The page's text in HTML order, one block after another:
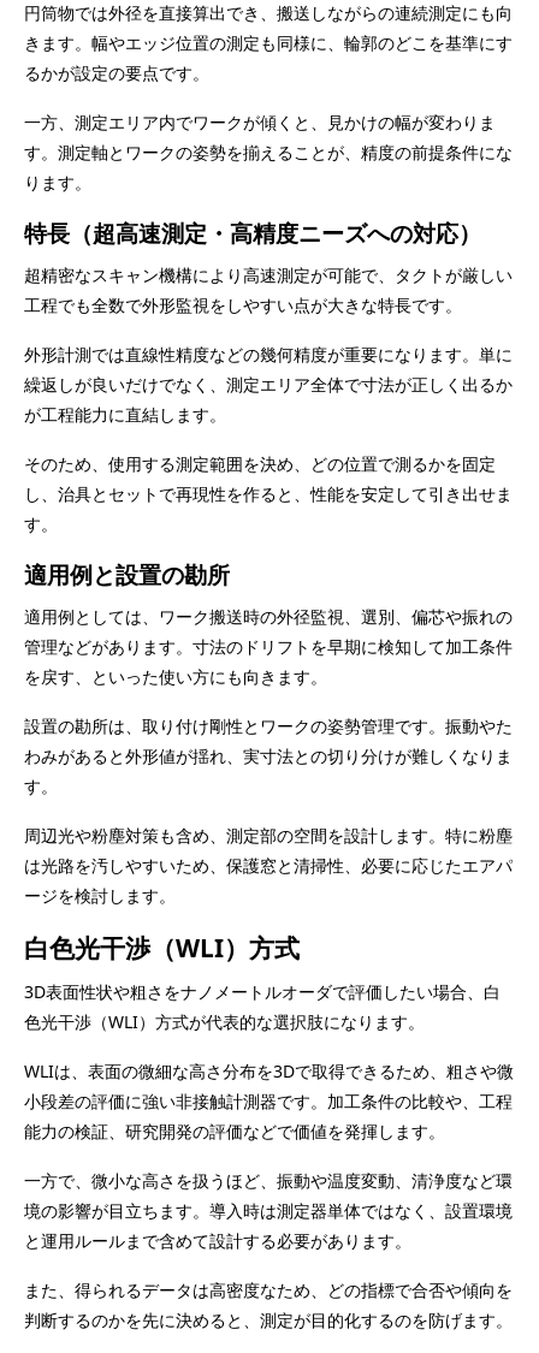
円筒物では外径を直接算出でき、搬送しながらの連続測定にも向
きます。幅やエッジ位置の測定も同様に、輪郭のどこを基準にす
るかが設定の要点です。
一方、測定エリア内でワークが傾くと、見かけの幅が変わりま
す。測定軸とワークの姿勢を揃えることが、精度の前提条件にな
ります。
特長（超高速測定・高精度ニーズへの対応）
超精密なスキャン機構により高速測定が可能で、タクトが厳しい
工程でも全数で外形監視をしやすい点が大きな特長です。
外形計測では直線性精度などの幾何精度が重要になります。単に
繰返しが良いだけでなく、測定エリア全体で寸法が正しく出るか
が工程能力に直結します。
そのため、使用する測定範囲を決め、どの位置で測るかを固定
し、治具とセットで再現性を作ると、性能を安定して引き出せま
す。
適用例と設置の勘所
適用例としては、ワーク搬送時の外径監視、選別、偏芯や振れの
管理などがあります。寸法のドリフトを早期に検知して加工条件
を戻す、といった使い方にも向きます。
設置の勘所は、取り付け剛性とワークの姿勢管理です。振動やた
わみがあると外形値が揺れ、実寸法との切り分けが難しくなりま
す。
周辺光や粉塵対策も含め、測定部の空間を設計します。特に粉塵
は光路を汚しやすいため、保護窓と清掃性、必要に応じたエアパ
ージを検討します。
白色光干渉（WLI）方式
3D表面性状や粗さをナノメートルオーダで評価したい場合、白
色光干渉（WLI）方式が代表的な選択肢になります。
WLIは、表面の微細な高さ分布を3Dで取得できるため、粗さや微
小段差の評価に強い非接触計測器です。加工条件の比較や、工程
能力の検証、研究開発の評価などで価値を発揮します。
一方で、微小な高さを扱うほど、振動や温度変動、清浄度など環
境の影響が目立ちます。導入時は測定器単体ではなく、設置環境
と運用ルールまで含めて設計する必要があります。
また、得られるデータは高密度なため、どの指標で合否や傾向を
判断するのかを先に決めると、測定が目的化するのを防げます。